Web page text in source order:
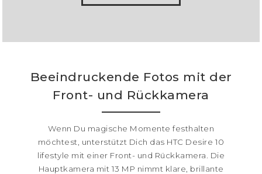
Beeindruckende Fotos mit der
Front- und Rückkamera
Wenn Du magische Momente festhalten
möchtest, unterstützt Dich das HTC Desire 10
lifestyle mit einer Front- und Rückkamera. Die
Hauptkamera mit 13 MP nimmt klare, brillante